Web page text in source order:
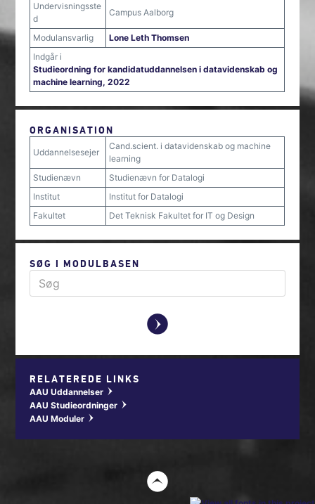
Undervisningsste
d
Campus Aalborg
Modulansvarlig
Lone Leth Thomsen
Indgår i
Studieordning for kandidatuddannelsen i datavidenskab og
machine learning, 2022
ORGANISATION
Uddannelsesejer
Cand.scient. i datavidenskab og machine
learning
Studienævn
Studienævn for Datalogi
Institut
Institut for Datalogi
Fakultet
Det Teknisk Fakultet for IT og Design
SØG I MODULBASEN
y
RELATEREDE LINKS
AAU Uddannelser w
AAU Studieordninger w
AAU Moduler w
t